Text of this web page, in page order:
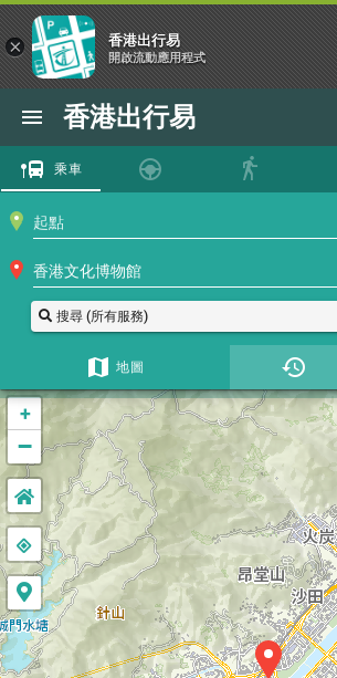
香港出行易
乘車
搜尋 (所有服務)
地圖
+
−
× 香港出行易
開啟流動應用程式